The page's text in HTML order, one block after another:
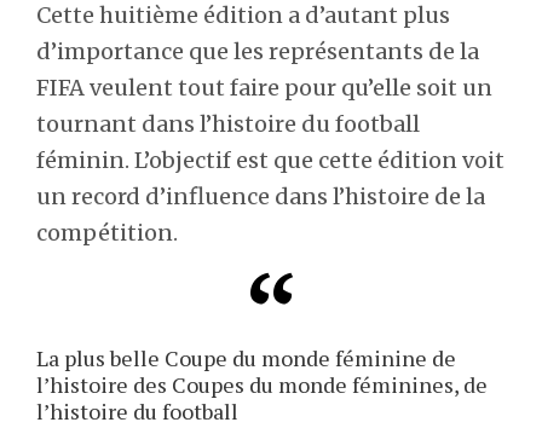
Cette huitième édition a d’autant plus
d’importance que les représentants de la
FIFA veulent tout faire pour qu’elle soit un
tournant dans l’histoire du football
féminin. L’objectif est que cette édition voit
un record d’influence dans l’histoire de la
compétition.
La plus belle Coupe du monde féminine de
l’histoire des Coupes du monde féminines, de
l’histoire du football